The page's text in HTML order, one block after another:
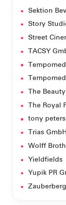
Sektion
Story
Street
TACSY
The
The Royal
tony
Trias GmbH
Wolff
Yieldfields
Yupik PR